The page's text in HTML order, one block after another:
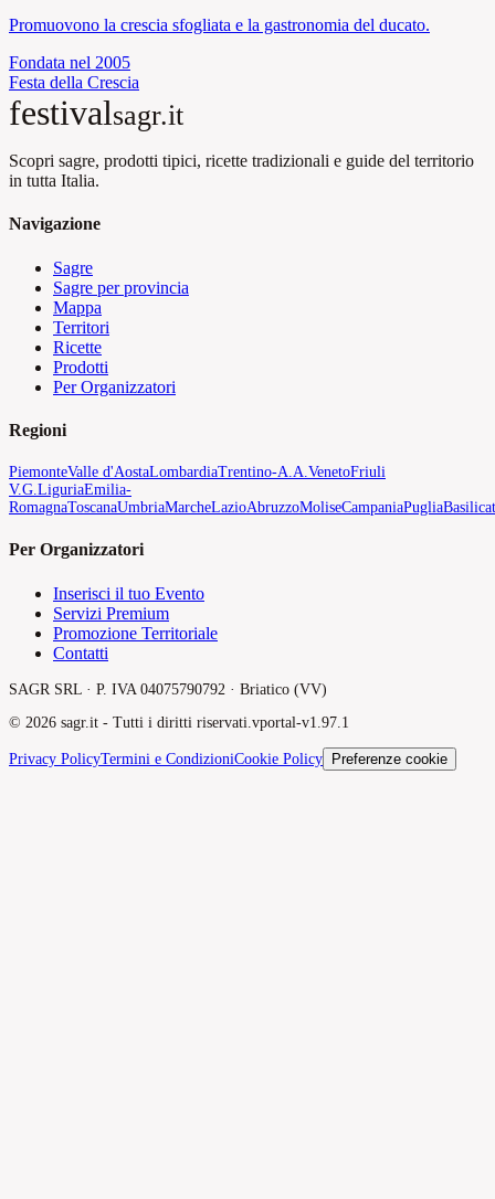
Promuovono la crescia sfogliata e la gastronomia del ducato.
Fondata nel 2005
Festa della Crescia
festivalsagr.it
Scopri sagre, prodotti tipici, ricette tradizionali e guide del territorio
in tutta Italia.
Navigazione
Sagre
Sagre per provincia
Mappa
Territori
Ricette
Prodotti
Per Organizzatori
Regioni
PiemonteValle d'AostaLombardiaTrentino-A.A.VenetoFriuli
V.G.LiguriaEmilia-
RomagnaToscanaUmbriaMarcheLazioAbruzzoMoliseCampaniaPuglia
Per Organizzatori
Inserisci il tuo Evento
Servizi Premium
Promozione Territoriale
Contatti
SAGR SRL · P. IVA 04075790792 · Briatico (VV)
© 2026 sagr.it - Tutti i diritti riservati. vportal-v1.97.1
Privacy PolicyTermini e CondizioniCookie Policy Preferenze cookie